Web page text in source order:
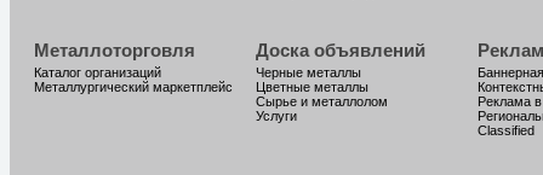
Металлоторговля
Каталог организаций
Металлургический маркетплейс
Доска объявлений
Черные металлы
Цветные металлы
Сырье и металлолом
Услуги
Реклама
Classified